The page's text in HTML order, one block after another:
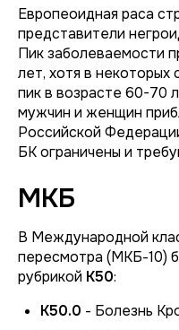
Европеоидная раса
представители
Пик заболеваемости
лет, хотя в некоторых
пик в возрасте 60-70
мужчин и женщин
Российской
БК ограничены и
МКБ
В Международной
пересмотра (МКБ-10)
рубрикой K50:
K50.0 - Болезнь